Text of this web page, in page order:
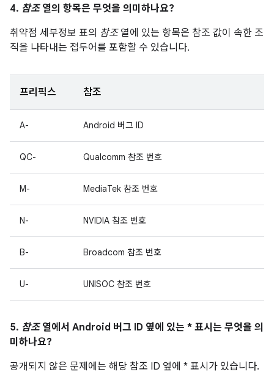
4. 참조열의 항목은 무엇을 의미하나요?
취약점 세부정보 표의 참조열에 있는 항목은 참조 값이 속한 조
직을 나타내는 접두어를 포함할 수 있습니다.
프리픽스 참조
A- Android 버그 ID
QC- Qualcomm 참조 번호
M- MediaTek 참조 번호
N- NVIDIA 참조 번호
B- Broadcom 참조 번호
U- UNISOC 참조 번호
5. 참조열에서 Android 버그 ID 옆에 있는 * 표시는 무엇을 의
미하나요?
공개되지 않은 문제에는 해당 참조 ID 옆에 * 표시가 있습니다.